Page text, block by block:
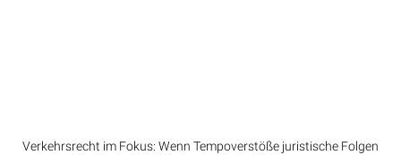
Verkehrsrecht im Fokus: Wenn Tempoverstöße juristische Folgen